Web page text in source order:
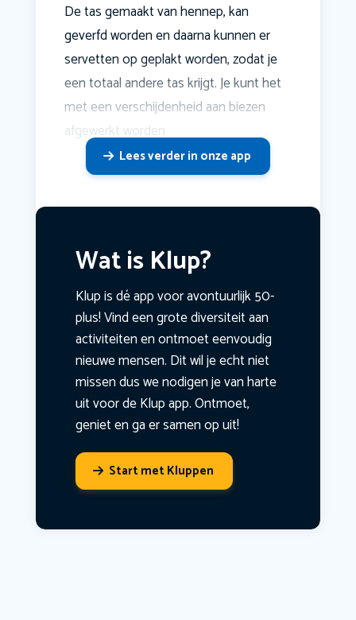
De tas gemaakt van hennep, kan
geverfd worden en daarna kunnen er
servetten op geplakt worden, zodat je
een totaal andere tas krijgt. Je kunt het
met een verschijdenheid aan biezen
afgewerkt worden
Lees verder in onze app
Wat is Klup?
Klup is dé app voor avontuurlijk 50-
plus! Vind een grote diversiteit aan
activiteiten en ontmoet eenvoudig
nieuwe mensen. Dit wil je echt niet
missen dus we nodigen je van harte
uit voor de Klup app. Ontmoet,
geniet en ga er samen op uit!
Start met Kluppen